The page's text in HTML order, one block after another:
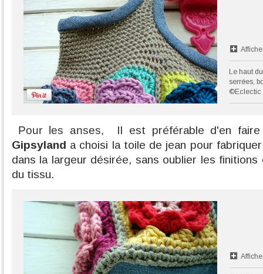
Le haut
serrées,
©Eclectic
Pour les anses,
Il est préférable d'en
Gipsyland a choisi la toile de jean pour
dans la largeur désirée, sans oublier les
du tissu.